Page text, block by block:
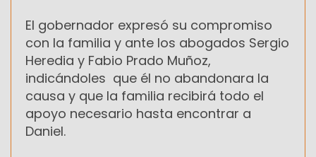
El gobernador expresó su compromiso
con la familia y ante los abogados Sergio
Heredia y Fabio Prado Muñoz,
indicándoles que él no abandonara la
causa y que la familia recibirá todo el
apoyo necesario hasta encontrar a
Daniel.